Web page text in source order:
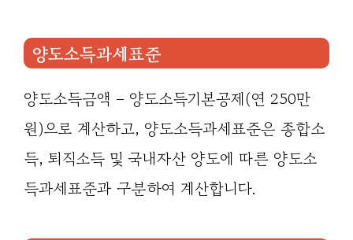
양도소득과세표준
양도소득금액 – 양도소득기본공제(연 250만
원)으로 계산하고, 양도소득과세표준은 종합소
득, 퇴직소득 및 국내자산 양도에 따른 양도소
득과세표준과 구분하여 계산합니다.